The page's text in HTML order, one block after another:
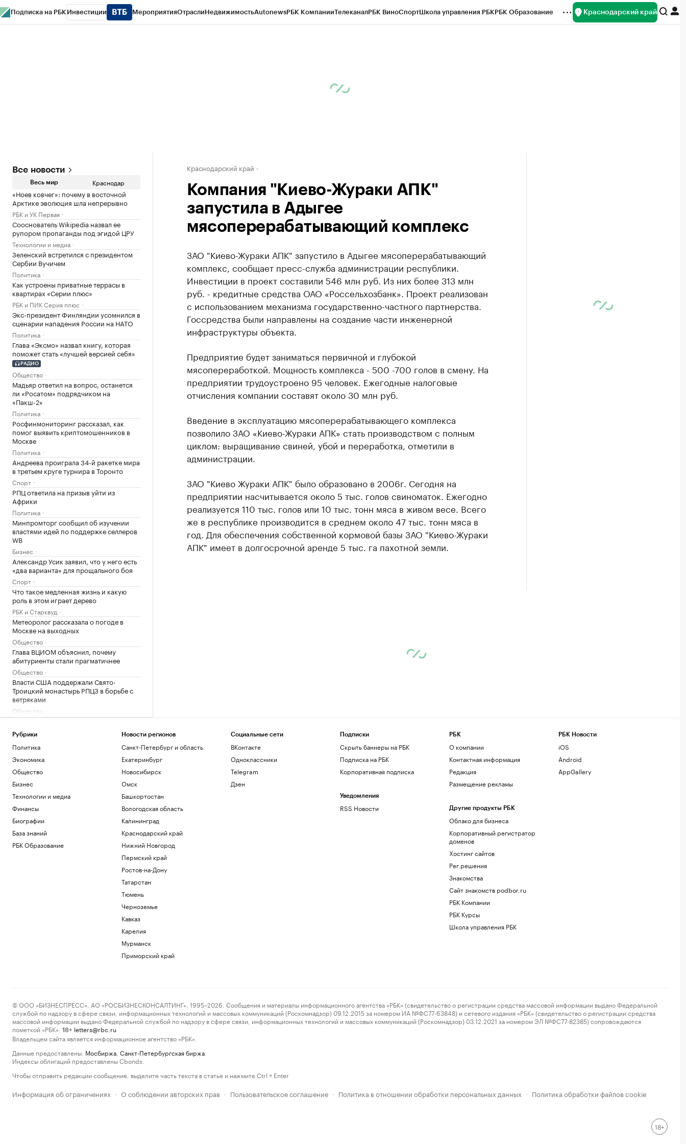
Подписка на РБК Инвестиции МероприятияОтраслиНедвижимостьAutonewsРБК КомпанииТелеканалРБК ВиноСпортШкола управления РБКРБК Образование Краснодарский край
Все новости
Весь мир Краснодар
«Ноев ковчег»: почему в восточной
Арктике эволюция шла непрерывно
РБК и УК Первая
Сооснователь Wikipedia назвал ее
рупором пропаганды под эгидой ЦРУ
Технологии и медиа
Зеленский встретился с президентом
Сербии Вучичем
Политика
Как устроены приватные террасы в
квартирах «Серии плюс»
РБК и ПИК Серия плюс
Экс-президент Финляндии усомнился в
сценарии нападения России на НАТО
Политика
Глава «Эксмо» назвал книгу, которая
поможет стать «лучшей версией себя»
РАДИО
Общество
Мадьяр ответил на вопрос, останется
ли «Росатом» подрядчиком на
«Пакш-2»
Политика
Росфинмониторинг рассказал, как
помог выявить криптомошенников в
Москве
Политика
Андреева проиграла 34-й ракетке мира
в третьем круге турнира в Торонто
Спорт
РПЦ ответила на призыв уйти из
Африки
Политика
Минпромторг сообщил об изучении
властями идей по поддержке селлеров
WB
Бизнес
Александр Усик заявил, что у него есть
«два варианта» для прощального боя
Спорт
Что такое медленная жизнь и какую
роль в этом играет дерево
РБК и Старквуд
Метеоролог рассказала о погоде в
Москве на выходных
Общество
Глава ВЦИОМ объяснил, почему
абитуриенты стали прагматичнее
Общество
Власти США поддержали Свято-
Троицкий монастырь РПЦЗ в борьбе с
ветряками
Общество
Трамп обжалует запрет на
доме
Политика
Как выглядит портрет абитуриента в
2026 году. Видео РБК
В США рассказали, как помогли
снарядам из Сербии попасть на
Украину
Политика
Будущее Ходынского поля: от пашни и
аэродрома до города в городе
РБК и Stone
Краснодарский край
Компания "Киево-Жураки АПК"
запустила в Адыгее
мясоперерабатывающий комплекс
ЗАО "Киево-Жураки АПК" запустило в Адыгее мясоперерабатывающий
комплекс, сообщает пресс-служба администрации республики.
Инвестиции в проект составили 546 млн руб. Из них более 313 млн
руб. - кредитные средства ОАО «Россельхозбанк». Проект реализован
с использованием механизма государственно-частного партнерства.
Госсредства были направлены на создание части инженерной
инфраструктуры объекта.
Предприятие будет заниматься первичной и глубокой
мясопереработкой. Мощность комплекса - 500 -700 голов в смену. На
предприятии трудоустроено 95 человек. Ежегодные налоговые
отчисления компании составят около 30 млн руб.
Введение в эксплуатацию мясоперерабатывающего комплекса
позволило ЗАО «Киево-Жураки АПК» стать производством с полным
циклом: выращивание свиней, убой и переработка, отметили в
администрации.
ЗАО "Киево Жураки АПК" было образовано в 2006г. Сегодня на
предприятии насчитывается около 5 тыс. голов свиноматок. Ежегодно
реализуется 110 тыс. голов или 10 тыс. тонн мяса в живом весе. Всего
же в республике производится в среднем около 47 тыс. тонн мяса в
год. Для обеспечения собственной кормовой базы ЗАО "Киево-Жураки
АПК" имеет в долгосрочной аренде 5 тыс. га пахотной земли.
Рубрики
Политика
Экономика
Общество
Бизнес
Технологии и медиа
Финансы
Биографии
База знаний
РБК Образование
Новости регионов
Санкт-Петербург и область
Екатеринбург
Новосибирск
Омск
Башкортостан
Вологодская область
Калининград
Краснодарский край
Нижний Новгород
Пермский край
Ростов-на-Дону
Татарстан
Тюмень
Черноземье
Кавказ
Карелия
Мурманск
Приморский край
Социальные сети
ВКонтакте
Одноклассники
Telegram
Дзен
Подписки
Скрыть баннеры на РБК
Подписка на РБК
Корпоративная подписка
Уведомления
RSS Новости
РБК
О компании
Контактная информация
Редакция
Размещение рекламы
Другие продукты РБК
Облако для бизнеса
Корпоративный регистратор
доменов
Хостинг сайтов
Рег.решения
Знакомства
Сайт знакомств podbor.ru
РБК Компании
РБК Курсы
Школа управления РБК
РБК Новости
iOS
Android
AppGallery
© ООО «БИЗНЕСПРЕСС», АО «РОСБИЗНЕСКОНСАЛТИНГ», 1995–2026. Сообщения и материалы информационного агентства «РБК» (свидетельство о регистрации средства массовой информации выдано Федеральной
службой по надзору в сфере связи, информационных технологий и массовых коммуникаций (Роскомнадзор) 09.12.2015 за номером ИА №ФС77-63848) и сетевого издания «РБК» (свидетельство о регистрации средства
массовой информации выдано Федеральной службой по надзору в сфере связи, информационных технологий и массовых коммуникаций (Роскомнадзор) 03.12.2021 за номером ЭЛ №ФС77-82385) сопровождаются
пометкой «РБК».
18+ letters@rbc.ru
Владельцем сайта является информационное агентство «РБК».
Данные предоставлены: Мосбиржа Санкт-Петербургская биржа
Индексы облигаций предоставлены Cbonds.
Чтобы отправить редакции сообщение, выделите часть текста в статье и нажмите Ctrl + Enter
Информация об ограничениях · О соблюдении авторских прав · Пользовательское соглашение · Политика в отношении обработки персональных данных · Политика обработки файлов cookie
18+